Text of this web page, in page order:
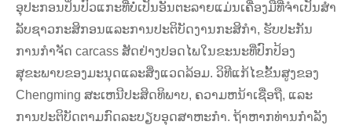
ອຸປະກອນປິ່ນປົວແກະທີ່ບໍ່ເປັນອັນຕະລາຍແມ່ນເຄື່ອງມືທີ່ຈໍາເປັນສໍາ
ລັບຊາວກະສິກອນແລະການປະຕິບັດງານກະສິກໍາ, ຮັບປະກັນ
ການກໍາຈັດ carcass ສັດຢ່າງປອດໄພໃນຂະນະທີ່ປົກປ້ອງ
ສຸຂະພາບຂອງມະນຸດແລະສິ່ງແວດລ້ອມ. ວິທີແກ້ໄຂຂັ້ນສູງຂອງ
Chengming ສະເຫນີປະສິດທິພາບ, ຄວາມຫນ້າເຊື່ອຖື, ແລະ
ການປະຕິບັດຕາມກົດລະບຽບອຸດສາຫະກໍາ. ຖ້າ​ຫາກ​ທ່ານ​ກໍາ​ລັງ​